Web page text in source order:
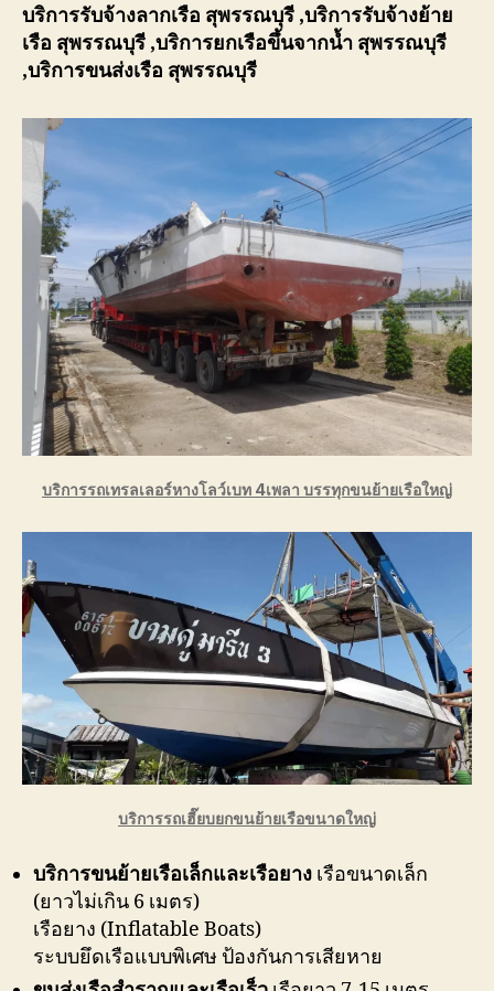
บริการรับจ้างลากเรือ สุพรรณบุรี ,บริการรับจ้างย้าย
เรือ สุพรรณบุรี ,บริการยกเรือขึ้นจากน้ำ สุพรรณบุรี
,บริการขนส่งเรือ สุพรรณบุรี
บริการรถเทรลเลอร์หางโลว์เบท 4เพลา บรรทุกขนย้ายเรือใหญ่
บริการรถเฮี๊ยบยกขนย้ายเรือขนาดใหญ่
บริการขนย้ายเรือเล็กและเรือยาง เรือขนาดเล็ก
(ยาวไม่เกิน 6 เมตร)
เรือยาง (Inflatable Boats)
ระบบยึดเรือแบบพิเศษ ป้องกันการเสียหาย